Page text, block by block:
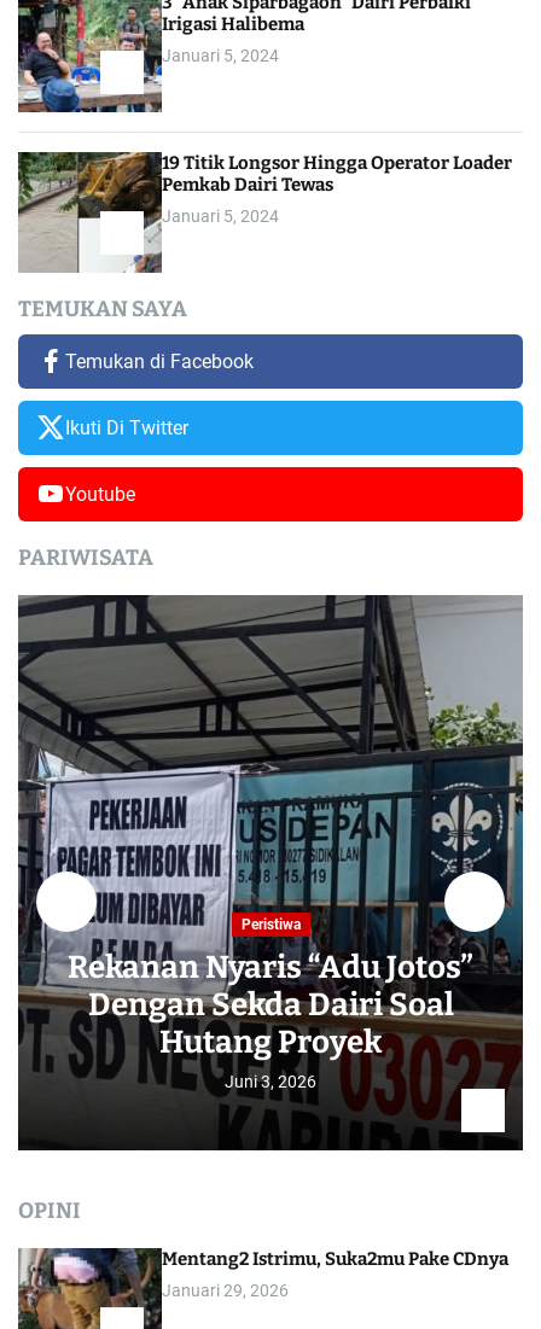
Irigasi Halibema
Januari 5, 2024
19 Titik Longsor Hingga Operator Loader
Pemkab Dairi Tewas
Januari 5, 2024
TEMUKAN SAYA
Temukan di Facebook
Ikuti Di Twitter
Youtube
PARIWISATA
Peristiwa
Rekanan Nyaris “Adu Jotos”
Dengan Sekda Dairi Soal
Hutang Proyek
Juni 3, 2026
OPINI
Mentang2 Istrimu, Suka2mu Pake CDnya
Januari 29, 2026